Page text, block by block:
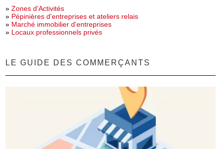
»Zones d'Activités
» Pépinières d'entreprises et ateliers relais
» Marché immobilier d'entreprises
» Locaux professionnels privés
LE GUIDE DES COMMERÇANTS